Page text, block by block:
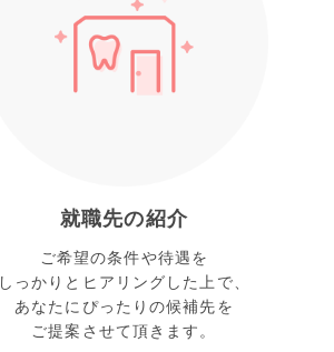
就職先の紹介
ご希望の条件や待遇を
しっかりとヒアリングした上で、
あなたにぴったりの候補先を
ご提案させて頂きます。